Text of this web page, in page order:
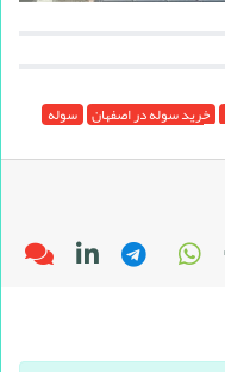
خرید سوله در اصفهان سوله